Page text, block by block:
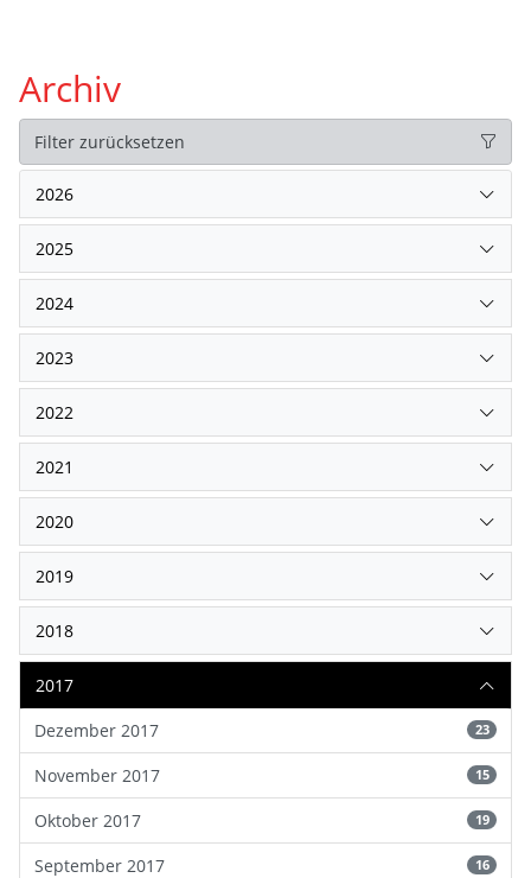
Archiv
Filter zurücksetzen
2026
2025
2024
2023
2022
2021
2020
2019
2018
2017
Dezember 2017
23
November 2017 15
Oktober 2017 19
September 2017 16